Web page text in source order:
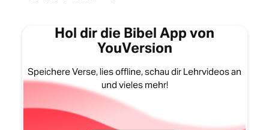
Hol dir die Bibel App von
YouVersion
Speichere Verse, lies offline, schau dir Lehrvideos an
und vieles mehr!